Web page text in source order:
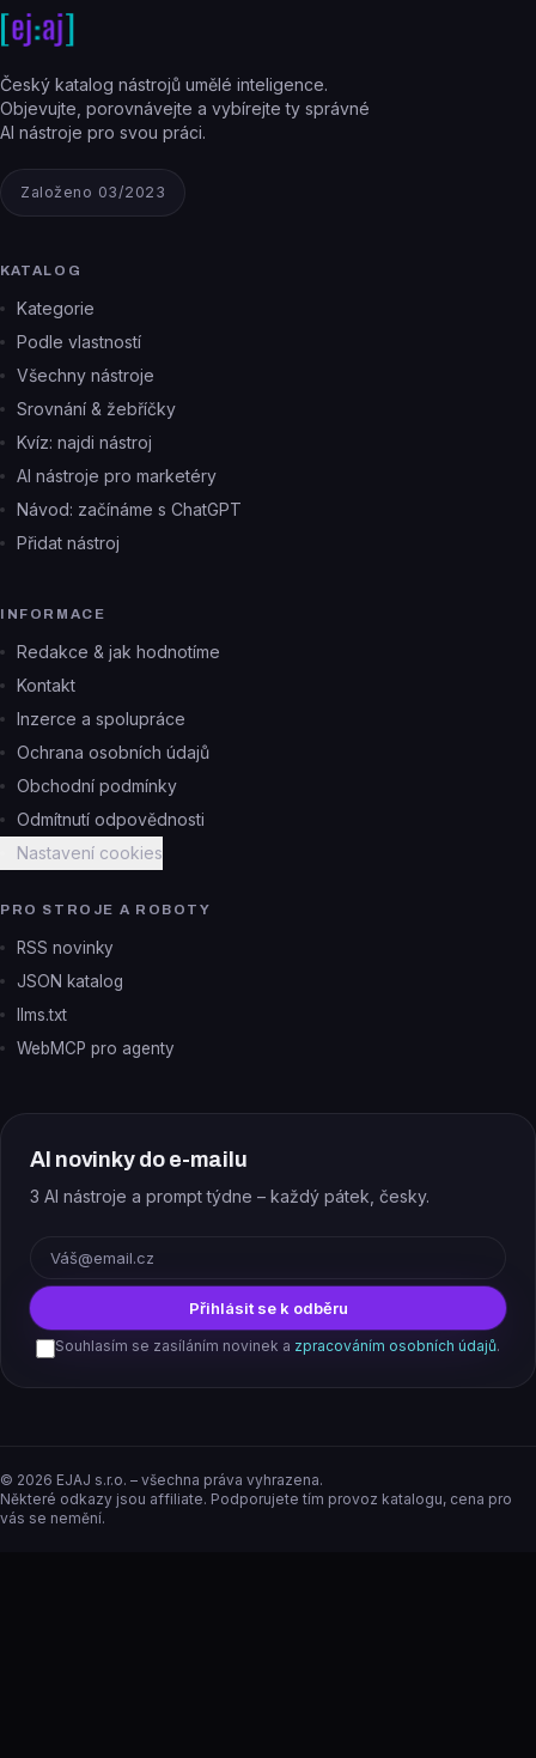
Český katalog nástrojů umělé inteligence.
Objevujte, porovnávejte a vybírejte ty správné
AI nástroje pro svou práci.
Založeno 03/2023
KATALOG
Kategorie
Podle vlastností
Všechny nástroje
Srovnání & žebříčky
Kvíz: najdi nástroj
AI nástroje pro marketéry
Návod: začínáme s ChatGPT
Přidat nástroj
INFORMACE
Redakce & jak hodnotíme
Kontakt
Inzerce a spolupráce
Ochrana osobních údajů
Obchodní podmínky
Odmítnutí odpovědnosti
Nastavení cookies
PRO STROJE A ROBOTY
RSS novinky
JSON katalog
llms.txt
WebMCP pro agenty
AI novinky do e-mailu
3 AI nástroje a prompt týdne – každý pátek, česky.
Přihlásit se k odběru
Souhlasím se zasíláním novinek a zpracováním osobních údajů.
© 2026 EJAJ s.r.o. – všechna práva vyhrazena.
Některé odkazy jsou affiliate. Podporujete tím provoz katalogu, cena pro
vás se nemění.